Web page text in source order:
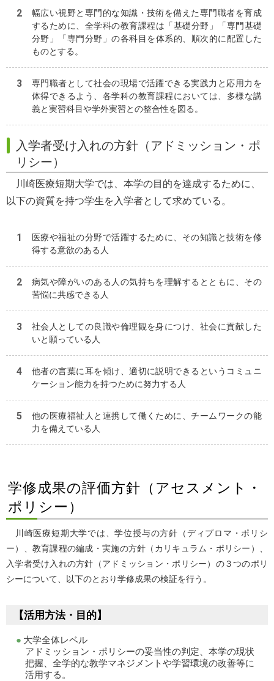
幅広い視野と専門的な知識・技術を備えた専門職者を育成
するために、全学科の教育課程は「基礎分野」「専門基礎
分野」「専門分野」の各科目を体系的、順次的に配置した
ものとする。
専門職者として社会の現場で活躍できる実践力と応用力を
体得できるよう、各学科の教育課程においては、多様な講
義と実習科目や学外実習との整合性を図る。
入学者受け入れの方針（アドミッション・ポ
リシー）
川崎医療短期大学では、本学の目的を達成するために、
以下の資質を持つ学生を入学者として求めている。
医療や福祉の分野で活躍するために、その知識と技術を修
得する意欲のある人
病気や障がいのある人の気持ちを理解するとともに、その
苦悩に共感できる人
社会人としての良識や倫理観を身につけ、社会に貢献した
いと願っている人
他者の言葉に耳を傾け、適切に説明できるというコミュニ
ケーション能力を持つために努力する人
他の医療福祉人と連携して働くために、チームワークの能
力を備えている人
学修成果の評価方針（アセスメント・
ポリシー）
川崎医療短期大学では、学位授与の方針（ディプロマ・ポリシ
ー）、教育課程の編成・実施の方針（カリキュラム・ポリシー）、
入学者受け入れの方針（アドミッション・ポリシー）の３つのポリ
シーについて、以下のとおり学修成果の検証を行う。
【活用方法・目的】
大学全体レベル
アドミッション・ポリシーの妥当性の判定、本学の現状
把握、全学的な教学マネジメントや学習環境の改善等に
活用する。